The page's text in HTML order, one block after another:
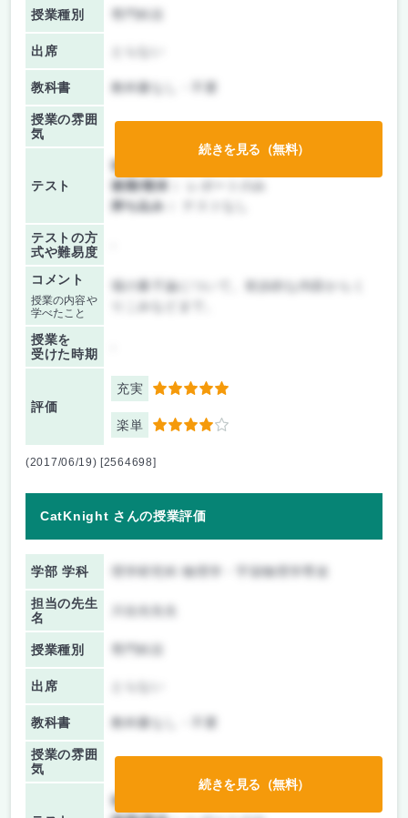
授業種別
出席
教科書 教科書なし・不要
授業の雰囲
気
テスト
前期/中間：
後期/期末：
持ち込み：
テストの方
式や難易度
コメント
授業の内容や
学べたこと
場の量子論について。初歩的な内容からく
授業を
受けた時期
評価
充実 5
楽単 4
続きを見る（無料）
(2017/06/19) [2564698]
CatKnight さんの授業評価
学部 学科 理学研究科 物理学・宇宙物理学専攻
担当の先生
名
授業種別
出席
教科書 教科書なし・不要
授業の雰囲
気
前期/中間：
続きを見る（無料）